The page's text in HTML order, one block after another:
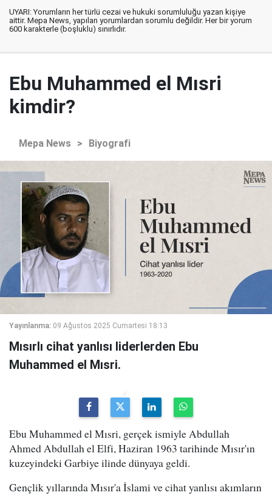
UYARI: Yorumların her türlü cezai ve hukuki sorumluluğu yazan kişiye
aittir. Mepa News, yapılan yorumlardan sorumlu değildir. Her bir yorum
600 karakterle (boşluklu) sınırlıdır.
Ebu Muhammed el Mısri
kimdir?
Mepa News > Biyografi
Yayınlanma: 09 Ağustos 2025 Cumartesi 18:13
Mısırlı cihat yanlısı liderlerden Ebu
Muhammed el Mısri.
Ebu Muhammed el Mısri, gerçek ismiyle Abdullah
Ahmed Abdullah el Elfi, Haziran 1963 tarihinde Mısır'ın
kuzeyindeki Garbiye ilinde dünyaya geldi.
Gençlik yıllarında Mısır'a İslami ve cihat yanlısı akımların